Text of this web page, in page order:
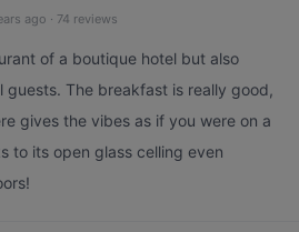
ago · 74 reviews
of a boutique hotel but also
guests. The breakfast is really good,
gives the vibes as if you were on a
to its open glass celling even